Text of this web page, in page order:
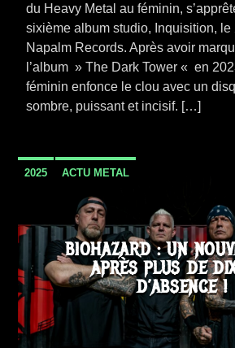
du Heavy Metal au féminin,
sixième album studio, Inquisition, le
Napalm Records. Après avoir
l’album » The Dark Tower « en
féminin enfonce le clou avec un
sombre, puissant et incisif. […]
2025 ACTU METAL
BIOHAZARD : UN
APRÈS PLUS DE
D’ABSENCE !